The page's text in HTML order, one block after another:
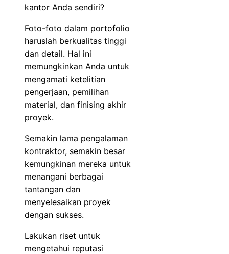
kantor Anda sendiri?
Foto-foto dalam portofolio
haruslah berkualitas tinggi
dan detail. Hal ini
memungkinkan Anda untuk
mengamati ketelitian
pengerjaan, pemilihan
material, dan finising akhir
proyek.
Semakin lama pengalaman
kontraktor, semakin besar
kemungkinan mereka untuk
menangani berbagai
tantangan dan
menyelesaikan proyek
dengan sukses.
Lakukan riset untuk
mengetahui reputasi